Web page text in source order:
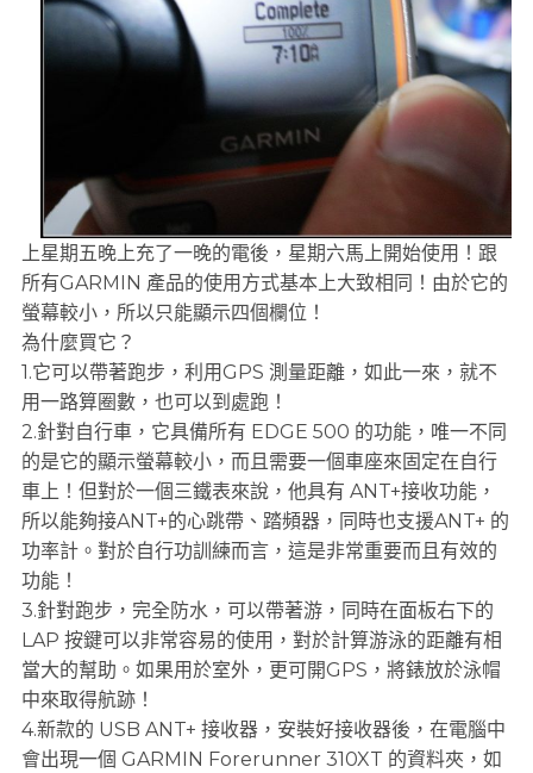
上星期五晚上充了一晚的電後，星期六馬上開始使用！跟
所有GARMIN 產品的使用方式基本上大致相同！由於它的
螢幕較小，所以只能顯示四個欄位！
為什麼買它？
1.它可以帶著跑步，利用GPS 測量距離，如此一來，就不
用一路算圈數，也可以到處跑！
2.針對自行車，它具備所有 EDGE 500 的功能，唯一不同
的是它的顯示螢幕較小，而且需要一個車座來固定在自行
車上！但對於一個三鐵表來說，他具有 ANT+接收功能，
所以能夠接ANT+的心跳帶、踏頻器，同時也支援ANT+ 的
功率計。對於自行功訓練而言，這是非常重要而且有效的
功能！
3.針對跑步，完全防水，可以帶著游，同時在面板右下的
LAP 按鍵可以非常容易的使用，對於計算游泳的距離有相
當大的幫助。如果用於室外，更可開GPS，將錶放於泳帽
中來取得航跡！
4.新款的 USB ANT+ 接收器，安裝好接收器後，在電腦中
會出現一個 GARMIN Forerunner 310XT 的資料夾，如